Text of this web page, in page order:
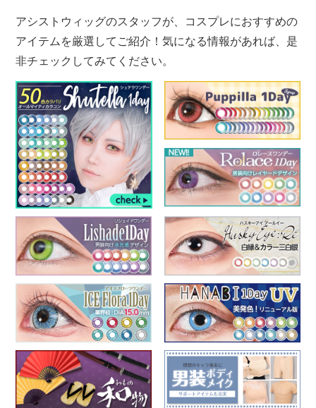
アシストウィッグのスタッフが、コスプレにおすすめの
アイテムを厳選してご紹介！気になる情報があれば、是
非チェックしてみてください。